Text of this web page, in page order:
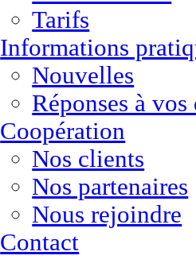
Tarifs
Informations
Nouvelles
Réponses à
Сoopération
Nos clients
Nos partenaires
Nous rejoindre
Contact